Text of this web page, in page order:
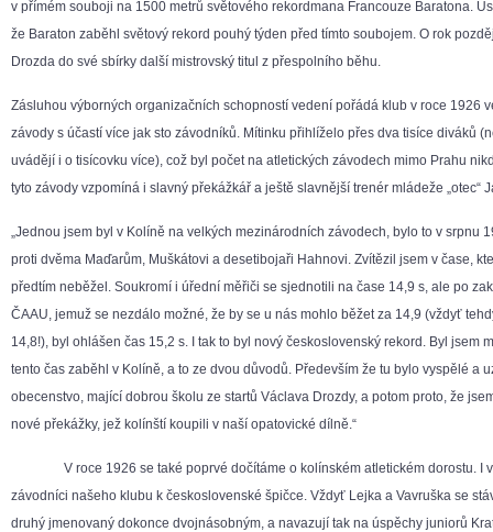
v přímém souboji na 1500 metrů světového rekordmana Francouze Baratona.
že Baraton zaběhl světový rekord pouhý týden před tímto soubojem. O rok
Drozda do své sbírky další mistrovský titul z přespolního běhu.
Zásluhou výborných organizačních schopností vedení pořádá klub v roce 1926
závody s účastí více jak sto závodníků. Mítinku přihlíželo přes dva tisíce diváků
uvádějí i o tisícovku více), což byl počet na atletických závodech mimo Prahu
tyto závody vzpomíná i slavný překážkář a ještě slavnější trenér mládeže „otec“
„Jednou jsem byl v Kolíně na velkých mezinárodních závodech, bylo to v srpnu
proti dvěma Maďarům, Muškátovi a desetibojaři Hahnovi. Zvítězil jsem v čase,
předtím neběžel. Soukromí i úřední měřiči se sjednotili na čase 14,9 s, ale po
ČAAU, jemuž se nezdálo možné, že by se u nás mohlo běžet za 14,9 (vždyť
14,8!), byl ohlášen čas 15,2 s. I tak to byl nový československý rekord. Byl jsem
tento čas zaběhl v Kolíně, a to ze dvou důvodů. Především že tu bylo vyspělé a
obecenstvo, mající dobrou školu ze startů Václava Drozdy, a potom proto, že
nové překážky, jež kolínští koupili v naší opatovické dílně.“
V roce 1926 se také poprvé dočítáme o kolínském atletickém dorostu. I v
závodníci našeho klubu k československé špičce. Vždyť Lejka a Vavruška se
druhý jmenovaný dokonce dvojnásobným, a navazují tak na úspěchy juniorů